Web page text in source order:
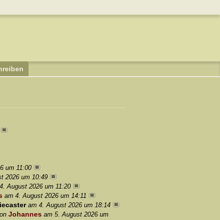
um 11:00
2026 um 10:49
August 2026 um 11:20
am 4. August 2026 um 14:11
am 4. August 2026 um 18:14
Johannes am 5. August 2026 um